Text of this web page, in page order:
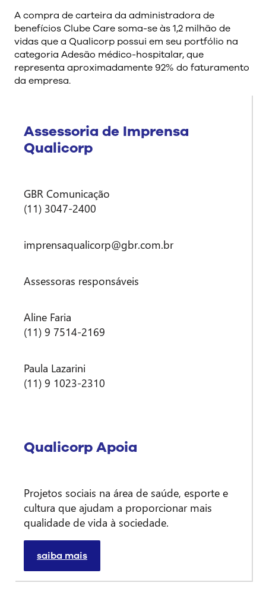
A compra de carteira da administradora de
benefícios Clube Care soma-se às 1,2 milhão de
vidas que a Qualicorp possui em seu portfólio na
categoria Adesão médico-hospitalar, que
representa aproximadamente 92% do faturamento
da empresa.
Assessoria de Imprensa
Qualicorp
GBR Comunicação
(11) 3047-2400
imprensaqualicorp@gbr.com.br
Assessoras responsáveis
Aline Faria
(11) 9 7514-2169
Paula Lazarini
(11) 9 1023-2310
Qualicorp Apoia
Projetos sociais na área de saúde, esporte e
cultura que ajudam a proporcionar mais
qualidade de vida à sociedade.
saiba mais